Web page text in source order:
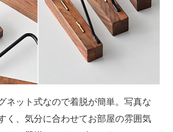
ネット式なので着脱が簡単。写真な
く、気分に合わせてお部屋の雰囲気